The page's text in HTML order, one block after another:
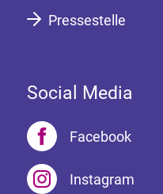
Pressestelle
Social Media
Facebook
Instagram